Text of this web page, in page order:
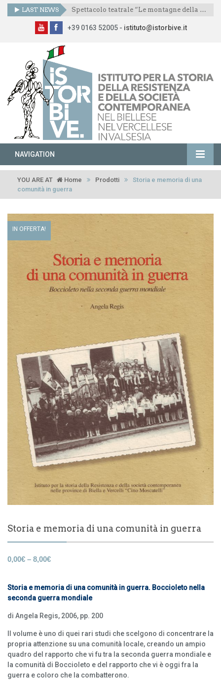
LAST NEWS Spettacolo teatrale “Le montagne della libertà”
+39 0163 52005 - istituto@istorbive.it
NAVIGATION
YOU ARE AT Home Prodotti
Storia e memoria di una
comunità in guerra
IN OFFERTA!
Storia e memoria di una comunità in guerra
0,00€ – 8,00€
Storia e memoria di una comunità in guerra. Boccioleto nella
seconda guerra mondiale
di Angela Regis, 2006, pp. 200
Il volume è uno di quei rari studi che scelgono di concentrare la
propria attenzione su una comunità locale, creando un ampio
quadro del rapporto che vi fu tra la seconda guerra mondiale e
la comunità di Boccioleto e del rapporto che vi è oggi fra la
guerra e coloro che la combatterono.